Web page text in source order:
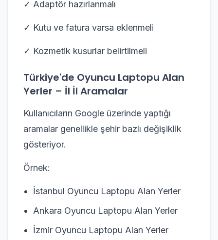
✓ Adaptör hazırlanmalı
✓ Kutu ve fatura varsa eklenmeli
✓ Kozmetik kusurlar belirtilmeli
Türkiye'de Oyuncu Laptopu Alan
Yerler – İl İl Aramalar
Kullanıcıların Google üzerinde yaptığı
aramalar genellikle şehir bazlı değişiklik
gösteriyor.
Örnek:
İstanbul Oyuncu Laptopu Alan Yerler
Ankara Oyuncu Laptopu Alan Yerler
İzmir Oyuncu Laptopu Alan Yerler